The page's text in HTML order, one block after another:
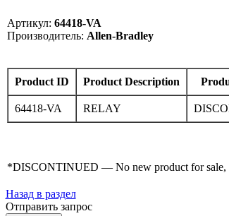
Артикул: 64418-VA
Производитель: Allen-Bradley
Product ID Product Description
64418-VA RELAY
*DISCONTINUED — No new product for sale,
Назад в раздел
Отправить запрос